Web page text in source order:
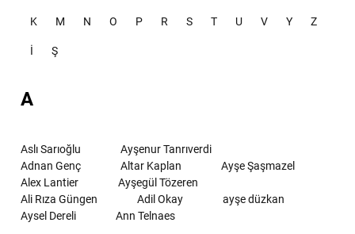
K M N O P R S T U V Y Z
İ Ş
A
Aslı Sarıoğlu
Ayşenur Tanrıverdi
Adnan Genç
Altar Kaplan
Ayşe Şaşmazel
Alex Lantier
Ayşegül Tözeren
Ali Rıza Güngen
Adil Okay
ayşe düzkan
Aysel Dereli
Ann Telnaes